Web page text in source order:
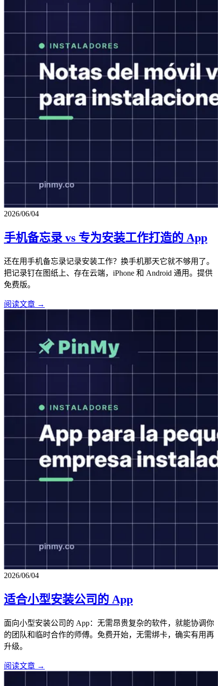
2026/06/04
手机备忘录 vs 专为安装工作打造的 App
还在用手机备忘录记录安装工作？换手机那天它就不够用了。
把记录钉在图纸上、存在云端，iPhone 和 Android 通用。提供
免费版。
阅读文章 →
2026/06/04
适合小型安装公司的 App
面向小型安装公司的 App：无需昂贵复杂的软件，就能协调你
的团队和临时合作的师傅。免费开始，无需绑卡，确实有用再
升级。
阅读文章 →